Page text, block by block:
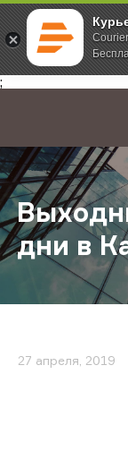
;
Главная О
дни в
27 апреля, 2019